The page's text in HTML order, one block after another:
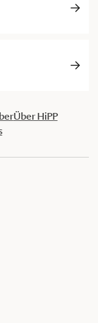
Über HiPP